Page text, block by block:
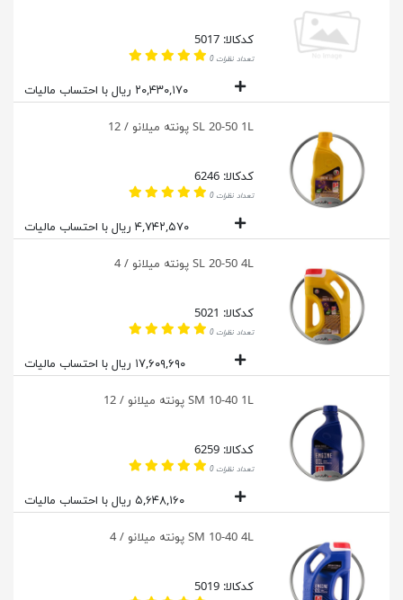
کدکالا: 5017
تعداد نظرات 0
۲۰,۴۳۰,۱۷۰ ریال با احتساب مالیات
SL 20-50 1L پونته میلانو / 12
کدکالا: 6246
تعداد نظرات 0
۴,۷۴۲,۵۷۰ ریال با احتساب مالیات
SL 20-50 4L پونته میلانو / 4
کدکالا: 5021
تعداد نظرات 0
۱۷,۶۰۹,۶۹۰ ریال با احتساب مالیات
SM 10-40 1L پونته میلانو / 12
کدکالا: 6259
تعداد نظرات 0
۵,۶۴۸,۱۶۰ ریال با احتساب مالیات
SM 10-40 4L پونته میلانو / 4
کدکالا: 5019